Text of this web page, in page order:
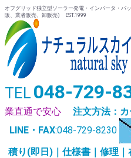
オフグリッド独立型ソーラー発電・インバータ・バ
販、業者販売、卸販売) EST.1999
TEL 048-729-
業直通で安心
注文方法：
LINE・FAX:048-729-8230
積り(即日)｜仕様書｜修理